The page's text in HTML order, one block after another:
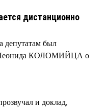
дистанционно
депутатам был
Леонида КОЛОМИЙЦА о
и доклад,